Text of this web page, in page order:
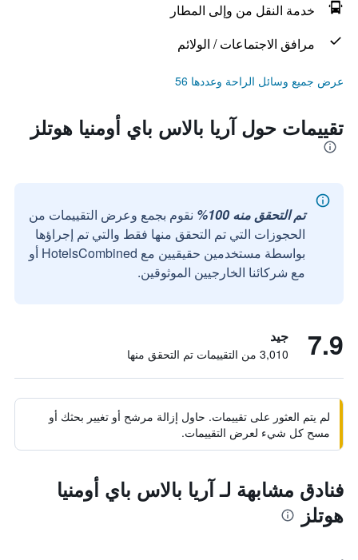
خدمة النقل من وإلى المطار
مرافق الاجتماعات / الولائم
عرض جميع وسائل الراحة وعددها 56
تقييمات حول آريا بالاس باي أومنيا هوتلز
تم التحقق منه 100%
نقوم بجمع وعرض التقييمات من
الحجوزات التي تم التحقق منها فقط والتي تم إجراؤها
بواسطة مستخدمين حقيقيين مع HotelsCombined أو
مع شركائنا الخارجيين الموثوقين.
7.9 جيد
3,010 من التقييمات تم التحقق منها
لم يتم العثور على تقييمات. حاول إزالة مرشح أو تغيير بحثك أو
مسح كل شيء لعرض التقييمات.
فنادق مشابهة لـ آريا بالاس باي أومنيا
هوتلز